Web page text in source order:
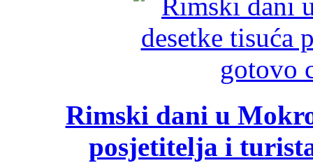
Rimski dani u
posjetitelja i